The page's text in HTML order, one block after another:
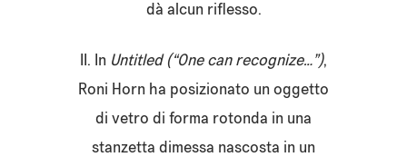
dà alcun riflesso.
II. In Untitled (“One can recognize…”),
Roni Horn ha posizionato un oggetto
di vetro di forma rotonda in una
stanzetta dimessa nascosta in un